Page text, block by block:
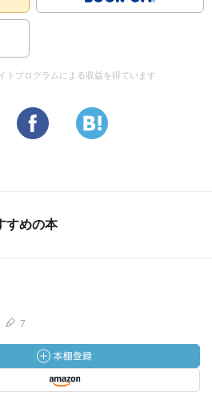
トプログラムによる収益を得ています
すめの本
7